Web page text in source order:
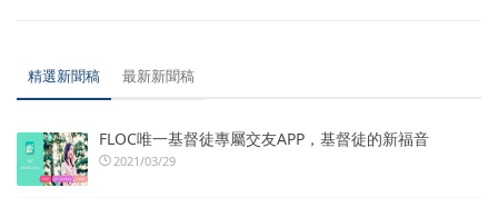
精選新聞稿 最新新聞稿
FLOC唯一基督徒專屬交友APP，基督徒的新福音
2021/03/29